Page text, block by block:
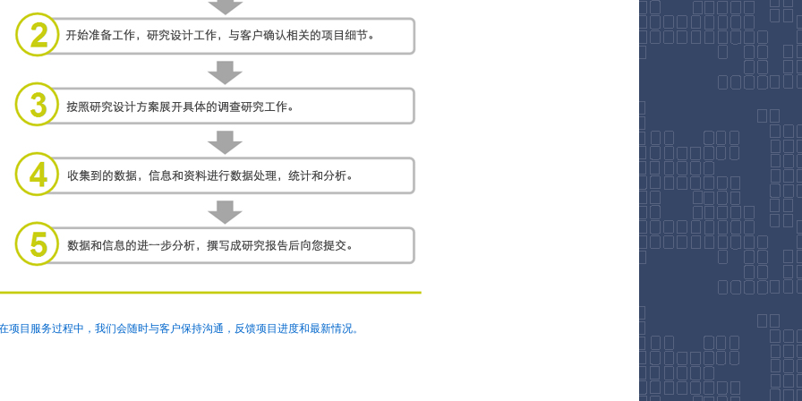
项目服务过程中，我们会随时与客户保持沟通，反馈项目进度和最新情况。